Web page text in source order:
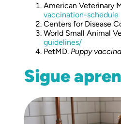
American Veterinary
vaccination-schedule
Centers for Disease
World Small Animal
guidelines/
PetMD. Puppy
Sigue